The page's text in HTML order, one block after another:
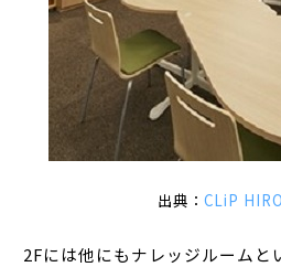
出典： CLiP
2Fには他にもナレッジルームと